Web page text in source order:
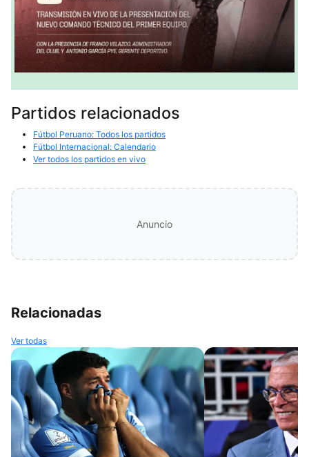
Partidos relacionados
Fútbol Peruano: Todos los partidos
Fútbol Internacional: Calendario
Ver todos los partidos en vivo
Anuncio
Relacionadas
Ver todas